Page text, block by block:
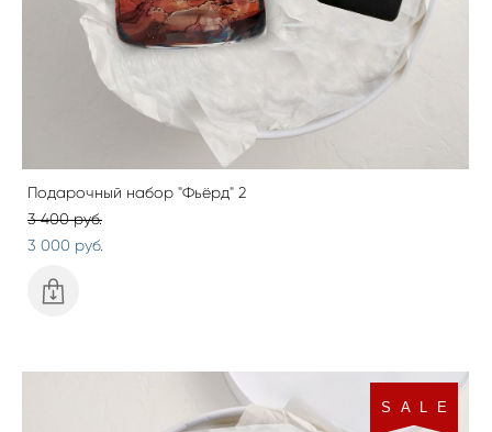
Подарочный набор "Фьёрд" 2
3 400 pуб.
3 000 pуб.
S A L E